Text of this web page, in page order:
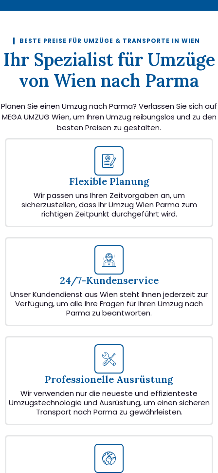
BESTE PREISE FÜR UMZÜGE & TRANSPORTE IN WIEN
Ihr Spezialist für Umzüge
von Wien nach Parma
Planen Sie einen Umzug nach Parma? Verlassen Sie sich auf
MEGA UMZUG Wien, um Ihren Umzug reibungslos und zu den
besten Preisen zu gestalten.
Flexible Planung
Wir passen uns Ihren Zeitvorgaben an, um
sicherzustellen, dass Ihr Umzug Wien Parma zum
richtigen Zeitpunkt durchgeführt wird.
24/7-Kundenservice
Unser Kundendienst aus Wien steht Ihnen jederzeit zur
Verfügung, um alle Ihre Fragen für Ihren Umzug nach
Parma zu beantworten.
Professionelle Ausrüstung
Wir verwenden nur die neueste und effizienteste
Umzugstechnologie und Ausrüstung, um einen sicheren
Transport nach Parma zu gewährleisten.